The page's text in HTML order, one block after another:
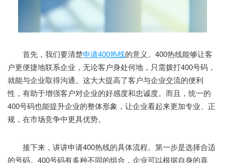
首先，我们要清楚申请400热线的意义。400热线能够让客
户更便捷地联系企业，无论客户身处何地，只需拨打400号码，
就能与企业取得沟通。这大大提高了客户与企业交流的便利
性，有助于增强客户对企业的好感度和忠诚度。而且，统一的
400号码也能提升企业的整体形象，让企业看起来更加专业、正
规，在市场竞争中更具优势。
接下来，讲讲申请400热线的具体流程。第一步是选择合适
的号码。400号码有多种不同的组合，企业可以根据自身的喜